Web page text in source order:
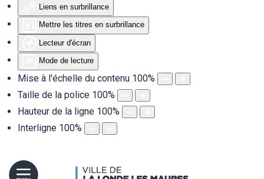
Liens en surbrillance
Mettre les titres en surbrillance
Lecteur d'écran
Mode de lecture
Mise à l'échelle du contenu 100%
Taille de la police 100%
Hauteur de la ligne 100%
Interligne 100%